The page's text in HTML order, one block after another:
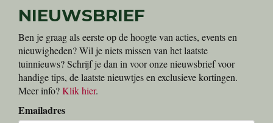
NIEUWSBRIEF
Ben je graag als eerste op de hoogte van acties, events en
nieuwigheden? Wil je niets missen van het laatste
tuinnieuws? Schrijf je dan in voor onze nieuwsbrief voor
handige tips, de laatste nieuwtjes en exclusieve kortingen.
Meer info?Klik hier.
Emailadres